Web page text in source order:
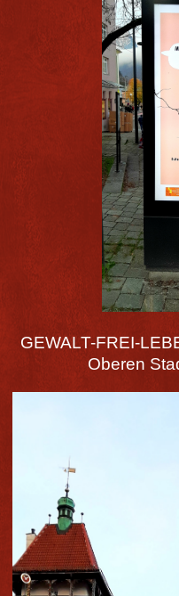
GEWALT-FREI-
Oberen